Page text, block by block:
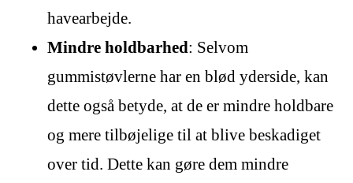
havearbejde.
Mindre holdbarhed: Selvom
gummistøvlerne har en blød yderside, kan
dette også betyde, at de er mindre holdbare
og mere tilbøjelige til at blive beskadiget
over tid. Dette kan gøre dem mindre